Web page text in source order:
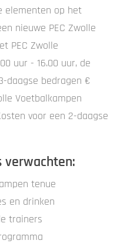
elementen op het
nieuwe PEC Zwolle
PEC Zwolle
uur - 16.00 uur, de
daagse bedragen €
Voetbalkampen
voor een 2-daagse
verwachten:
tenue
en drinken
trainers